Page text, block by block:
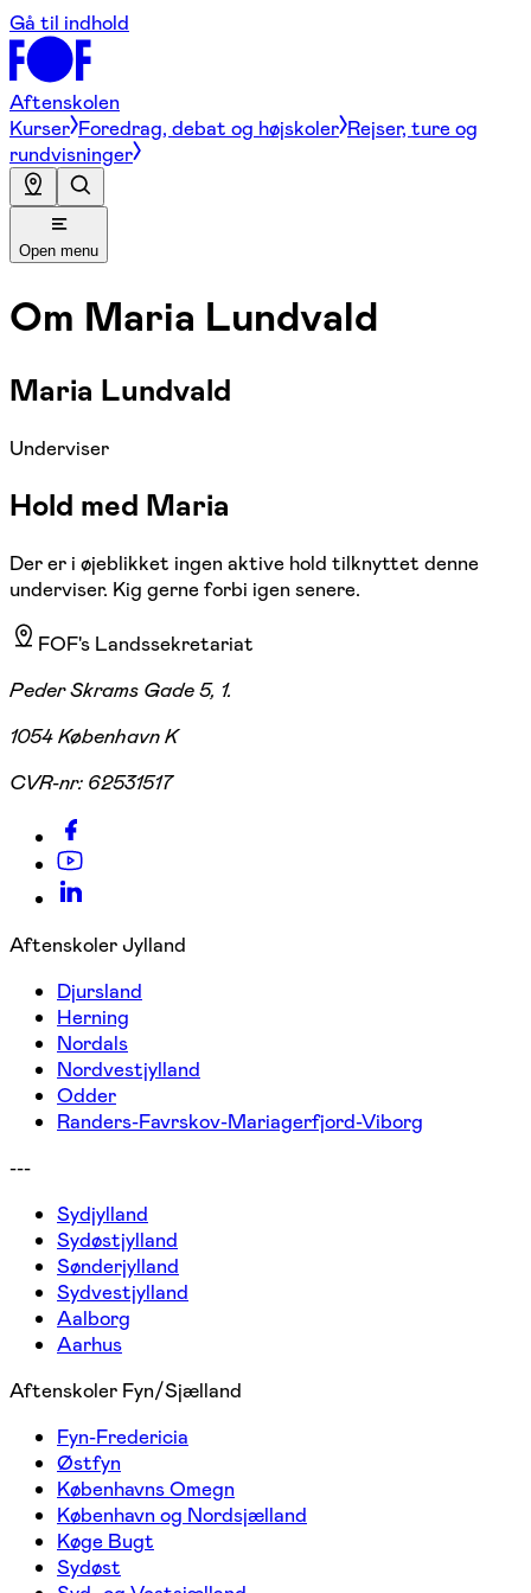
Gå til indhold
Aftenskolen
Kurser Foredrag, debat og højskoler Rejser, ture og
rundvisninger
Open menu
Om Maria Lundvald
Maria Lundvald
Underviser
Hold med Maria
Der er i øjeblikket ingen aktive hold tilknyttet denne
underviser. Kig gerne forbi igen senere.
FOF's Landssekretariat
Peder Skrams Gade 5, 1.
1054 København K
CVR-nr: 62531517
Aftenskoler Jylland
Djursland
Herning
Nordals
Nordvestjylland
Odder
Randers-Favrskov-Mariagerfjord-Viborg
---
Sydjylland
Sydøstjylland
Sønderjylland
Sydvestjylland
Aalborg
Aarhus
Aftenskoler Fyn/Sjælland
Fyn-Fredericia
Østfyn
Københavns Omegn
København og Nordsjælland
Køge Bugt
Sydøst